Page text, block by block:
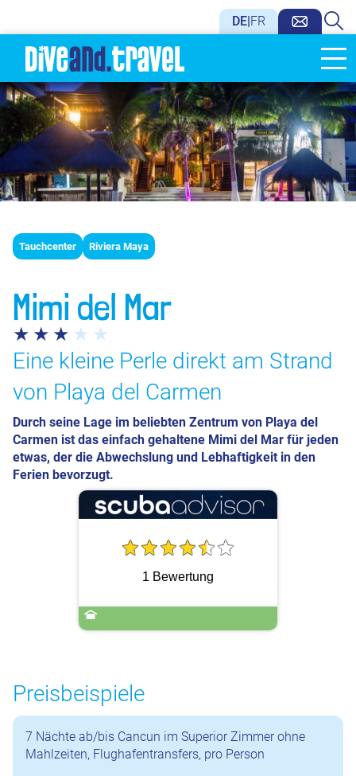
DE FR
Tauchcenter Riviera Maya
Mimi del Mar
Eine kleine Perle direkt am Strand
von Playa del Carmen
Durch seine Lage im beliebten Zentrum von Playa del
Carmen ist das einfach gehaltene Mimi del Mar für jeden
etwas, der die Abwechslung und Lebhaftigkeit in den
Ferien bevorzugt.
1 Bewertung
Preisbeispiele
7 Nächte ab/bis Cancun im Superior Zimmer ohne
Mahlzeiten, Flughafentransfers, pro Person